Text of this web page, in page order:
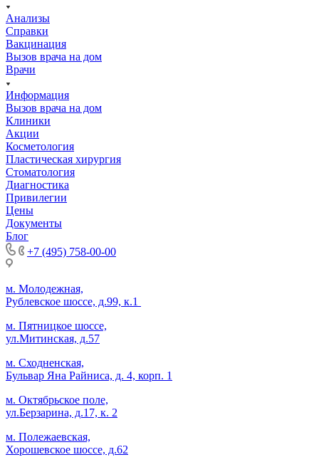
Анализы
Справки
Вакцинация
Вызов врача на дом
Врачи
Информация
Вызов врача на дом
Клиники
Акции
Косметология
Пластическая хирургия
Стоматология
Диагностика
Привилегии
Цены
Документы
Блог
+7 (495) 758-00-00
м. Молодежная,
Рублевское шоссе, д.99, к.1
м. Пятницкое шоссе,
ул.Митинская, д.57
м. Сходненская,
Бульвар Яна Райниса, д. 4, корп. 1
м. Октябрьское поле,
ул.Берзарина, д.17, к. 2
м. Полежаевская,
Хорошевское шоссе, д.62